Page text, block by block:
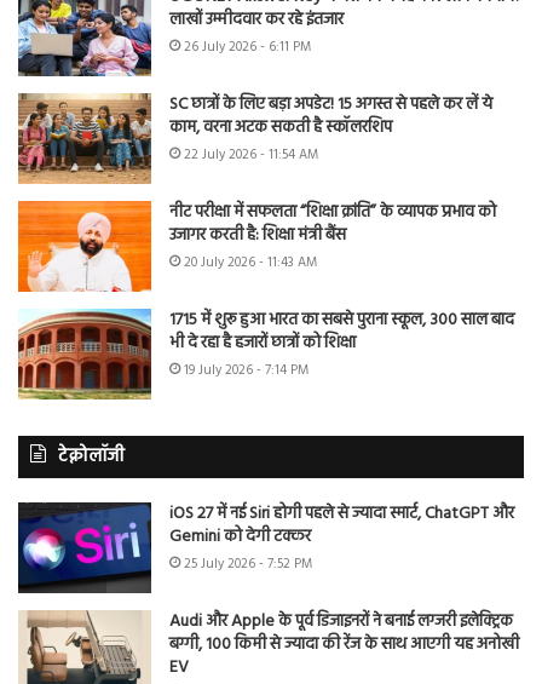
लाखों उम्मीदवार कर रहे इंतजार
26 July 2026 - 6:11 PM
SC छात्रों के लिए बड़ा अपडेट! 15 अगस्त से पहले कर लें ये
काम, वरना अटक सकती है स्कॉलरशिप
22 July 2026 - 11:54 AM
नीट परीक्षा में सफलता “शिक्षा क्रांति” के व्यापक प्रभाव को
उजागर करती है: शिक्षा मंत्री बैंस
20 July 2026 - 11:43 AM
1715 में शुरू हुआ भारत का सबसे पुराना स्कूल, 300 साल बाद
भी दे रहा है हजारों छात्रों को शिक्षा
19 July 2026 - 7:14 PM
टेक्नोलॉजी
iOS 27 में नई Siri होगी पहले से ज्यादा स्मार्ट, ChatGPT और
Gemini को देगी टक्कर
25 July 2026 - 7:52 PM
Audi और Apple के पूर्व डिजाइनरों ने बनाई लग्जरी इलेक्ट्रिक
बग्गी, 100 किमी से ज्यादा की रेंज के साथ आएगी यह अनोखी
EV